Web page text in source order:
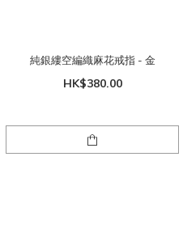
純銀縷空編織麻花戒指 - 金
HK$380.00